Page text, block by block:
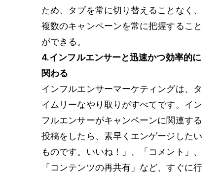
ため、タブを常に切り替えることなく、
複数のキャンペーンを常に把握すること
ができる。
4.インフルエンサーと迅速かつ効率的に
関わる
インフルエンサーマーケティングは、タ
イムリーなやり取りがすべてです。イン
フルエンサーがキャンペーンに関連する
投稿をしたら、素早くエンゲージしたい
ものです。いいね！」、「コメント」、
「コンテンツの再共有」など、すぐに行